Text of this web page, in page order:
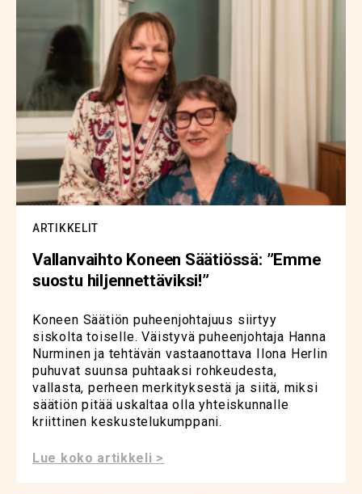
ARTIKKELIT
Vallanvaihto Koneen Säätiössä: ”Emme
suostu hiljennettäviksi!”
Koneen Säätiön puheenjohtajuus siirtyy
siskolta toiselle. Väistyvä puheenjohtaja Hanna
Nurminen ja tehtävän vastaanottava Ilona Herlin
puhuvat suunsa puhtaaksi rohkeudesta,
vallasta, perheen merkityksestä ja siitä, miksi
säätiön pitää uskaltaa olla yhteiskunnalle
kriittinen keskustelukumppani.
Lue koko artikkeli >